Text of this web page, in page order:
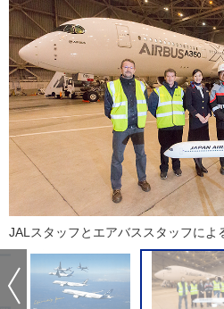
JALスタッフとエアバススタッフによ